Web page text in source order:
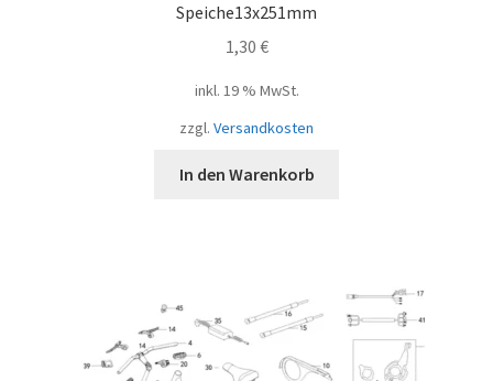
Speiche13x251mm
1,30 €
inkl. 19 % MwSt.
zzgl. Versandkosten
In den Warenkorb